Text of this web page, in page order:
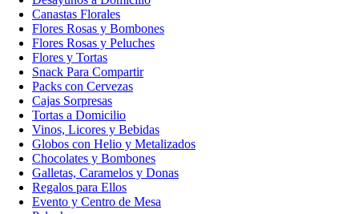
Canastas Florales
Flores Rosas y Bombones
Flores Rosas y Peluches
Flores y Tortas
Snack Para Compartir
Packs con Cervezas
Cajas Sorpresas
Tortas a Domicilio
Vinos, Licores y Bebidas
Globos con Helio y Metalizados
Chocolates y Bombones
Galletas, Caramelos y Donas
Regalos para Ellos
Evento y Centro de Mesa